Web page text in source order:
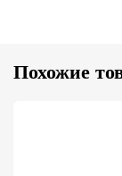
Похожие